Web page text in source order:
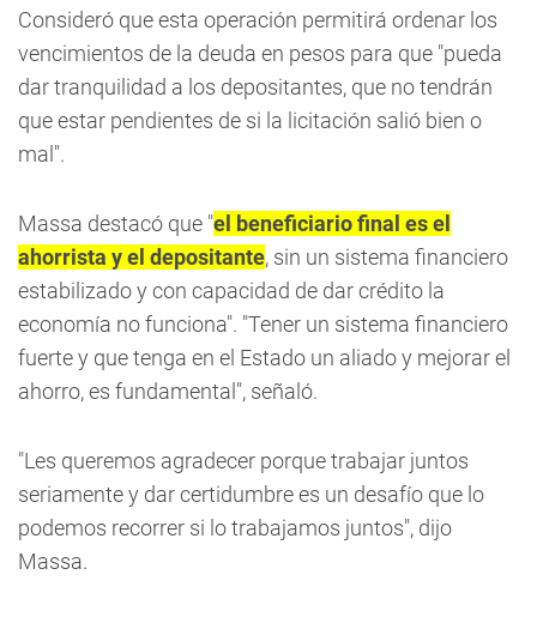
Consideró que esta operación permitirá ordenar los
vencimientos de la deuda en pesos para que "pueda
dar tranquilidad a los depositantes, que no tendrán
que estar pendientes de si la licitación salió bien o
mal".
Massa destacó que "el beneficiario final es el
ahorrista y el depositante, sin un sistema financiero
estabilizado y con capacidad de dar crédito la
economía no funciona". "Tener un sistema financiero
fuerte y que tenga en el Estado un aliado y mejorar el
ahorro, es fundamental", señaló.
"Les queremos agradecer porque trabajar juntos
seriamente y dar certidumbre es un desafío que lo
podemos recorrer si lo trabajamos juntos", dijo
Massa.